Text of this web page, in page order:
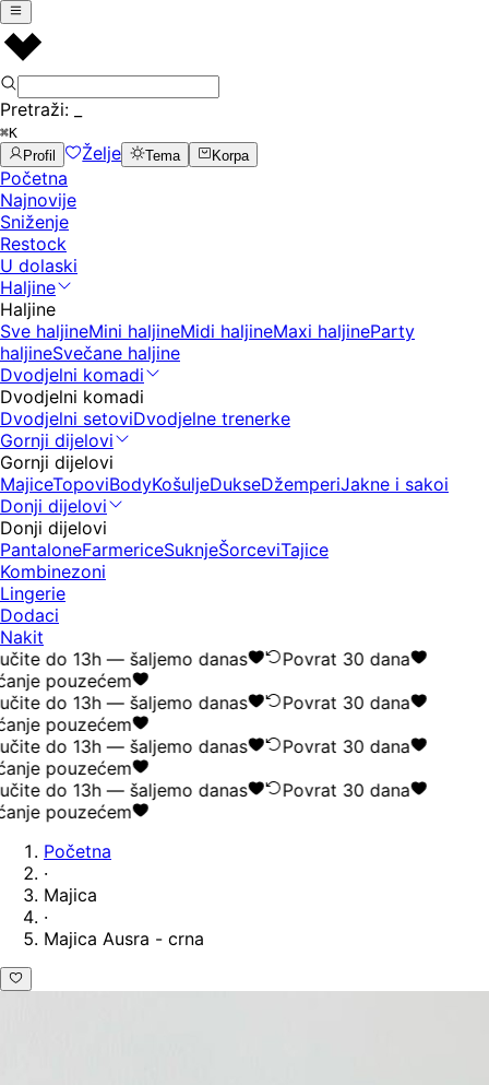
Pretraži:
⌘K
Profil
Želje Tema Korpa
Početna
Najnovije
Sniženje
Restock
U dolaski
Haljine
Haljine
Sve haljineMini haljineMidi haljineMaxi haljineParty
haljineSvečane haljine
Dvodjelni komadi
Dvodjelni komadi
Dvodjelni setoviDvodjelne trenerke
Gornji dijelovi
Gornji dijelovi
MajiceTopoviBodyKošuljeDukseDžemperiJakne i sakoi
Donji dijelovi
Donji dijelovi
PantaloneFarmericeSuknjeŠorceviTajice
Kombinezoni
Lingerie
Dodaci
Nakit
do 13h — šaljemo danas
Povrat 30 dana
pouzećem
do 13h — šaljemo danas
Povrat 30 dana
pouzećem
do 13h — šaljemo danas
Povrat 30 dana
pouzećem
do 13h — šaljemo danas
Povrat 30 dana
pouzećem
Početna
·
Majica
·
Majica Ausra - crna